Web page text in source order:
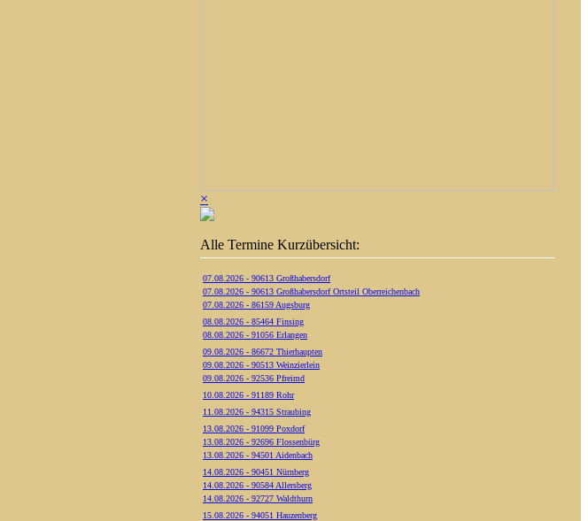
×
Alle Termine Kurzübersicht:
07.08.2026 - 90613 Großhabersdorf
07.08.2026 - 90613 Großhabersdorf Ortsteil Oberreichenbach
07.08.2026 - 86159 Augsburg
08.08.2026 - 85464 Finsing
08.08.2026 - 91056 Erlangen
09.08.2026 - 86672 Thierhaupten
09.08.2026 - 90513 Weinzierlein
09.08.2026 - 92536 Pfreimd
10.08.2026 - 91189 Rohr
11.08.2026 - 94315 Straubing
13.08.2026 - 91099 Poxdorf
13.08.2026 - 92696 Flossenbürg
13.08.2026 - 94501 Aidenbach
14.08.2026 - 90451 Nürnberg
14.08.2026 - 90584 Allersberg
14.08.2026 - 92727 Waldthurn
15.08.2026 - 94051 Hauzenberg